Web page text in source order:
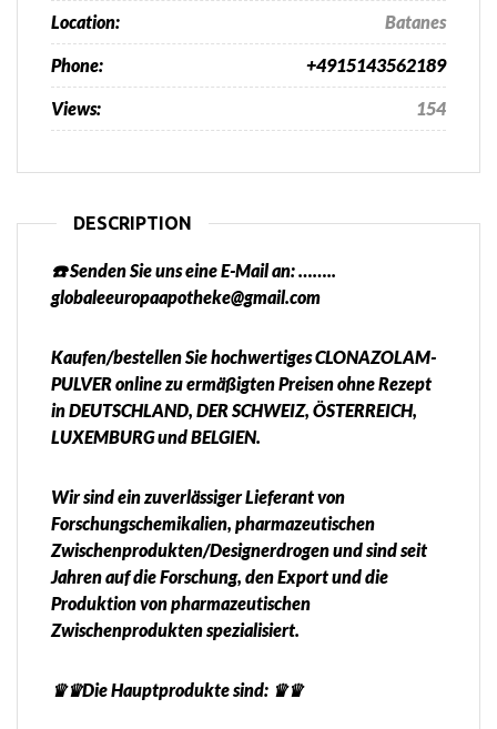
Location: Batanes
Phone: +4915143562189
Views: 154
DESCRIPTION
☎️ Senden Sie uns eine E-Mail an: ……..
globaleeuropaapotheke@gmail.com
Kaufen/bestellen Sie hochwertiges CLONAZOLAM-
PULVER online zu ermäßigten Preisen ohne Rezept
in DEUTSCHLAND, DER SCHWEIZ, ÖSTERREICH,
LUXEMBURG und BELGIEN.
Wir sind ein zuverlässiger Lieferant von
Forschungschemikalien, pharmazeutischen
Zwischenprodukten/Designerdrogen und sind seit
Jahren auf die Forschung, den Export und die
Produktion von pharmazeutischen
Zwischenprodukten spezialisiert.
♛♛Die Hauptprodukte sind: ♛♛